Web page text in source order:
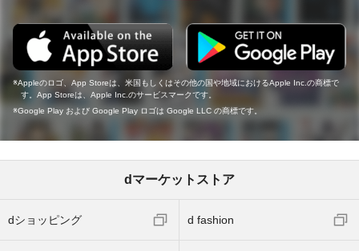
Appleのロゴ、App Storeは、米国もしくはその他の国や地域におけるApple Inc.の商標で
す。App Storeは、Apple Inc.のサービスマークです。
Google Play および Google Play ロゴは Google LLC の商標です。
dマーケットストア
dショッピング d fashion